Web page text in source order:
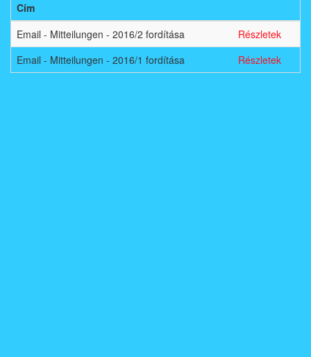
Cím
Email - Mitteilungen - 2016/2 fordítása
Részletek
Email - Mitteilungen - 2016/1 fordítása
Részletek